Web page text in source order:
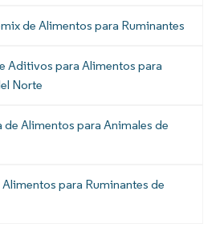
de Alimentos para Ruminantes
Aditivos para Alimentos para
Norte
Alimentos para Animales de
para Ruminantes de